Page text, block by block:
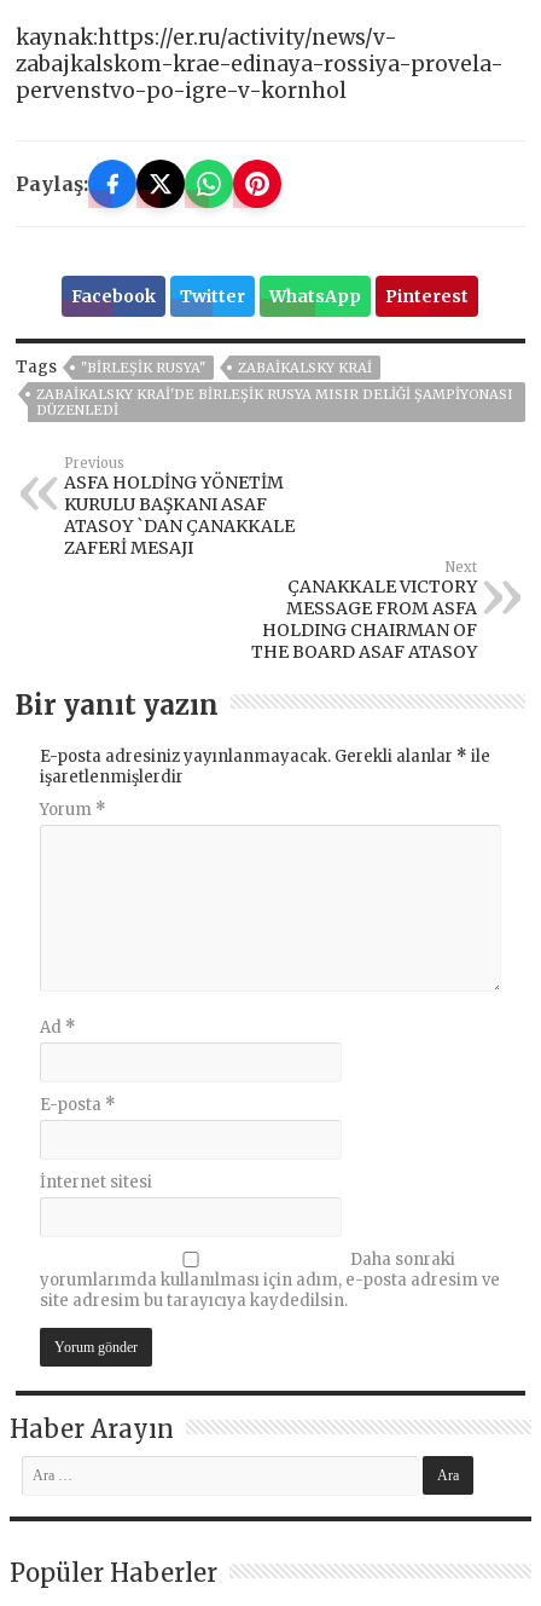
kaynak:https://er.ru/activity/news/v-
zabajkalskom-krae-edinaya-rossiya-provela-
pervenstvo-po-igre-v-kornhol
Paylaş:
Facebook Twitter WhatsApp Pinterest
Tags "BIRLEŞIK RUSYA"
ZABAIKALSKY KRAI
ZABAIKALSKY KRAI'DE BIRLEŞIK RUSYA MISIR DELIĞI ŞAMPIYONASI
DÜZENLEDI
Previous
ASFA HOLDİNG YÖNETİM
KURULU BAŞKANI ASAF
ATASOY `DAN ÇANAKKALE
ZAFERİ MESAJI
Next
ÇANAKKALE VICTORY
MESSAGE FROM ASFA
HOLDING CHAIRMAN OF
THE BOARD ASAF ATASOY
Bir yanıt yazın
E-posta adresiniz yayınlanmayacak. Gerekli alanlar * ile
işaretlenmişlerdir
Yorum *
Ad *
E-posta *
İnternet sitesi
Daha sonraki
yorumlarımda kullanılması için adım, e-posta adresim ve
site adresim bu tarayıcıya kaydedilsin.
Haber Arayın
Popüler Haberler